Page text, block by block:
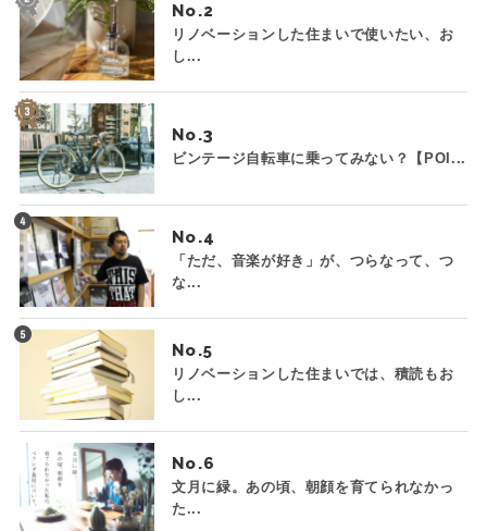
No.
リノベーションした住まいで使いたい、お
し...
No.
ビンテージ自転車に乗ってみない？【POI...
No.
「ただ、音楽が好き」が、つらなって、つ
な...
No.
リノベーションした住まいでは、積読もお
し...
No.
文月に緑。あの頃、朝顔を育てられなかっ
た...